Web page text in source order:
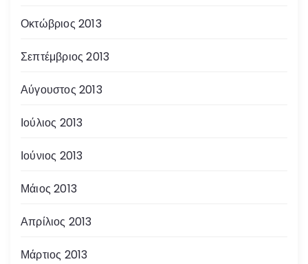
Οκτώβριος 2013
Σεπτέμβριος 2013
Αύγουστος 2013
Ιούλιος 2013
Ιούνιος 2013
Μάιος 2013
Απρίλιος 2013
Μάρτιος 2013